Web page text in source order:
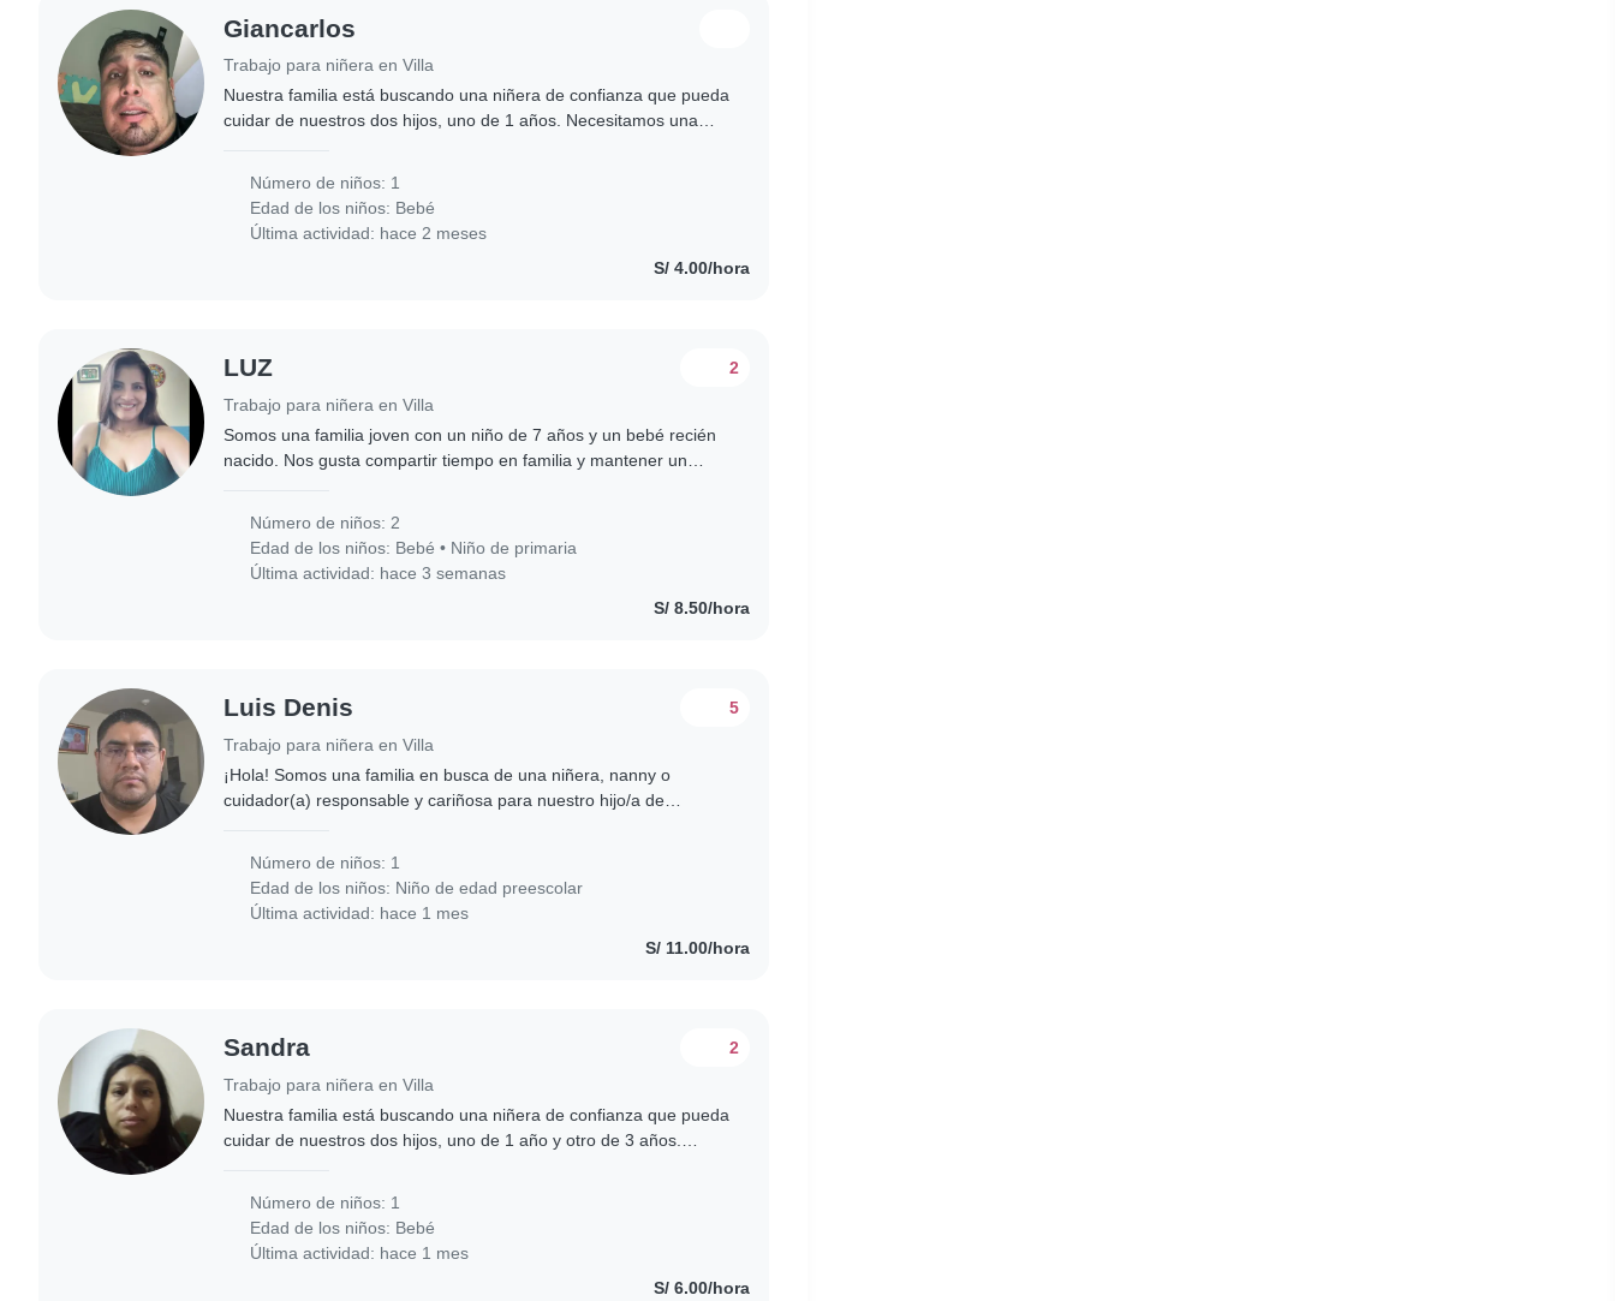
Giancarlos
Trabajo para niñera en Villa
Nuestra familia está buscando una niñera de confianza que pueda
cuidar de nuestros dos hijos, uno de 1 años. Necesitamos una
Número de niños: 1
Edad de los niños: Bebé
Última actividad: hace 2 meses
S/ 4.00/hora
LUZ
Trabajo para niñera en Villa
2
Somos una familia joven con un niño de 7 años y un bebé recién
nacido. Nos gusta compartir tiempo en familia y mantener un
Número de niños: 2
Edad de los niños: Bebé • Niño de primaria
Última actividad: hace 3 semanas
S/ 8.50/hora
Luis Denis
Trabajo para niñera en Villa
5
¡Hola! Somos una familia en busca de una niñera, nanny o
cuidador(a) responsable y cariñosa para nuestro hijo/a de
Número de niños: 1
Edad de los niños: Niño de edad preescolar
Última actividad: hace 1 mes
S/ 11.00/hora
Sandra
Trabajo para niñera en Villa
2
Nuestra familia está buscando una niñera de confianza que pueda
cuidar de nuestros dos hijos, uno de 1 año y otro de 3 años.
Número de niños: 1
Edad de los niños: Bebé
Última actividad: hace 1 mes
S/ 6.00/hora